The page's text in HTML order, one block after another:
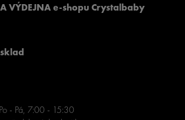
VÝDEJNA e-shopu Crystalbaby
Po - Pá, 7:00 - 15:30